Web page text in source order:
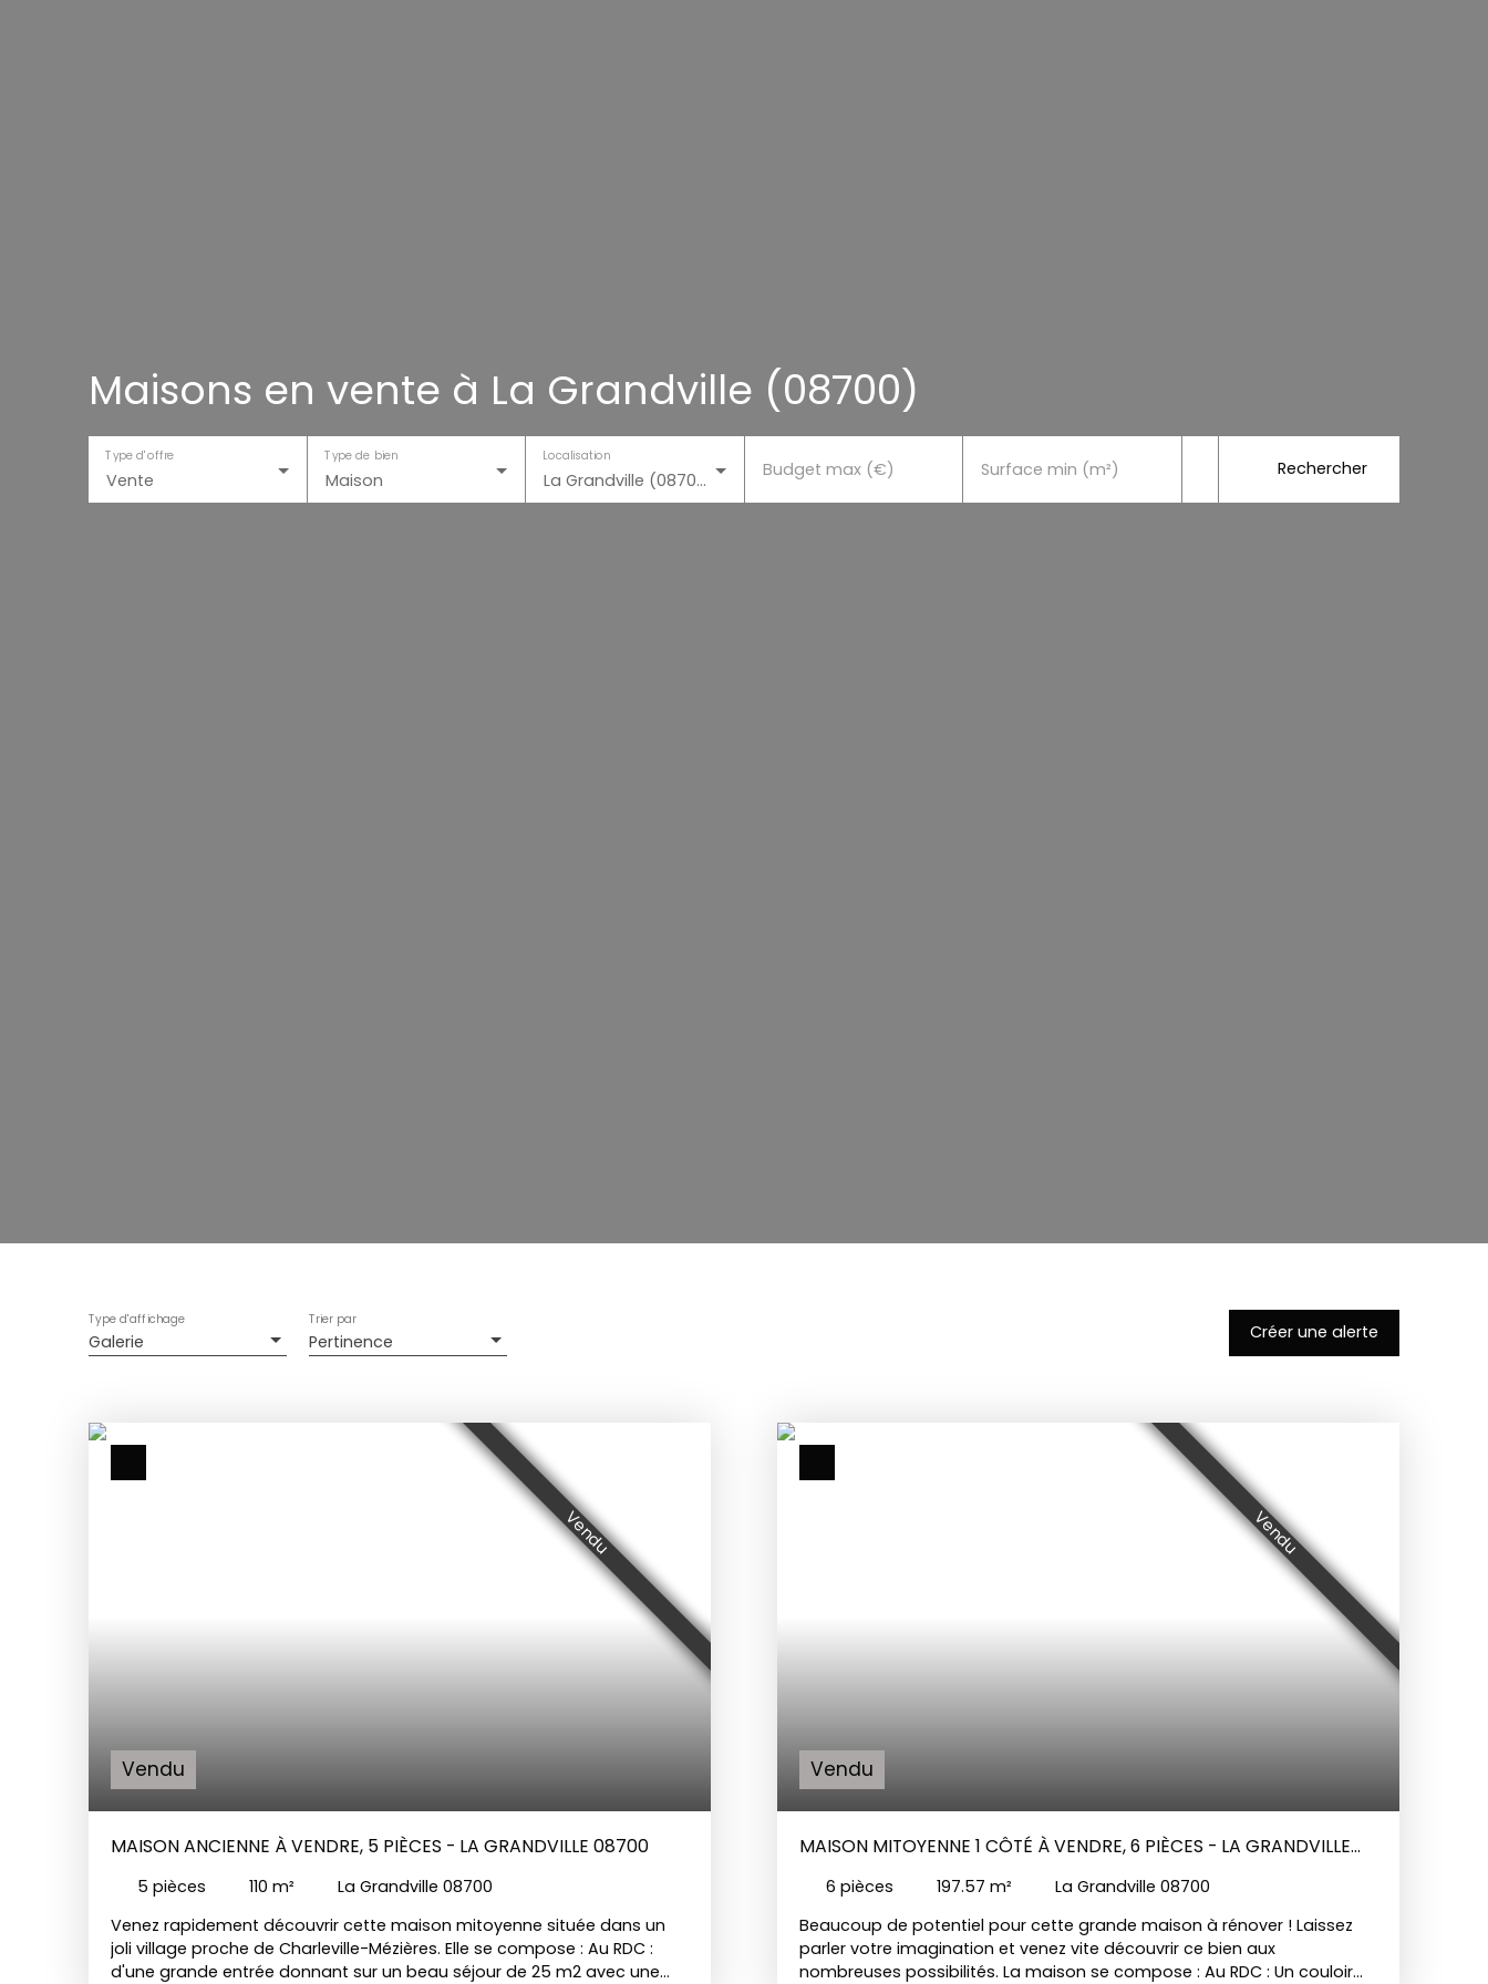
Maisons en vente à La Grandville (08700)
Vente
Type d'offre
Maison
Type de bien
La Grandville (08700)
Localisation
Budget max (€) Surface min (m²) Rechercher
Galerie
Type d'affichage
Pertinence
Trier par
Créer une alerte
Vendu
Vendu
MAISON ANCIENNE À VENDRE, 5 PIÈCES - LA GRANDVILLE 08700
5 pièces 110 m²
La Grandville 08700
Venez rapidement découvrir cette maison mitoyenne située dans un
joli village proche de Charleville-Mézières. Elle se compose : Au RDC :
d'une grande entrée donnant sur un beau séjour de 25 m2 avec une
Vendu
Vendu
MAISON MITOYENNE 1 CÔTÉ À VENDRE, 6 PIÈCES - LA GRANDVILLE
6 pièces 197.57 m²
La Grandville 08700
Beaucoup de potentiel pour cette grande maison à rénover ! Laissez
parler votre imagination et venez vite découvrir ce bien aux
nombreuses possibilités. La maison se compose : Au RDC : Un couloir